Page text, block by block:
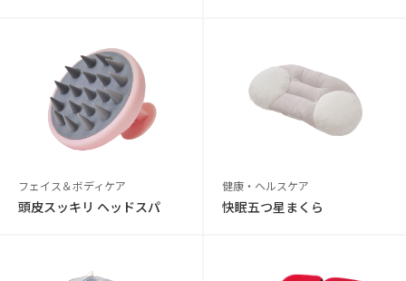
フェイス＆ボディケア
頭皮スッキリ ヘッドスパ
健康・ヘルスケア
快眠五つ星まくら